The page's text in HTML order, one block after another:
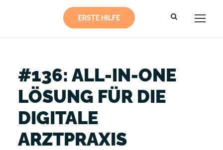
ERSTE HILFE
#136: ALL-IN-ONE
LÖSUNG FÜR DIE
DIGITALE
ARZTPRAXIS